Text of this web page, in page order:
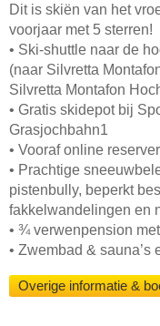
Dit is skiën van het
voorjaar met 5 sterren!
• Ski-shuttle naar de
(naar Silvretta
Silvretta Montafon
• Gratis skidepot bij
Grasjochbahn1
• Vooraf online
• Prachtige
pistenbully, beperkt
fakkelwandelingen en
• ¾ verwenpension
• Zwembad &
Overige informatie &